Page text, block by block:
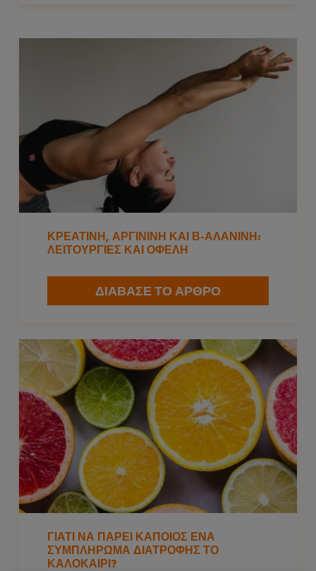
ΚΡΕΑΤΙΝΗ, ΑΡΓΙΝΙΝΗ ΚΑΙ Β-ΑΛΑΝΙΝΗ:
ΛΕΙΤΟΥΡΓΙΕΣ ΚΑΙ ΟΦΕΛΗ
ΔΙΑΒΑΣΕ ΤΟ ΑΡΘΡΟ
ΓΙΑΤΙ ΝΑ ΠΑΡΕΙ ΚΑΠΟΙΟΣ ΕΝΑ
ΣΥΜΠΛΗΡΩΜΑ ΔΙΑΤΡΟΦΗΣ ΤΟ
ΚΑΛΟΚΑΙΡΙ?
Σύνδεση